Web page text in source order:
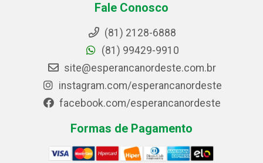
Fale Conosco
(81) 2128-6888
(81) 99429-9910
site@esperancanordeste.com.br
instagram.com/esperancanordeste
facebook.com/esperancanordeste
Formas de Pagamento